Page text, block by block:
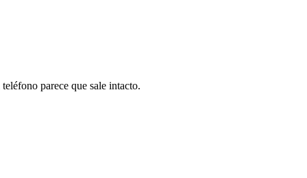
parece que sale intacto.